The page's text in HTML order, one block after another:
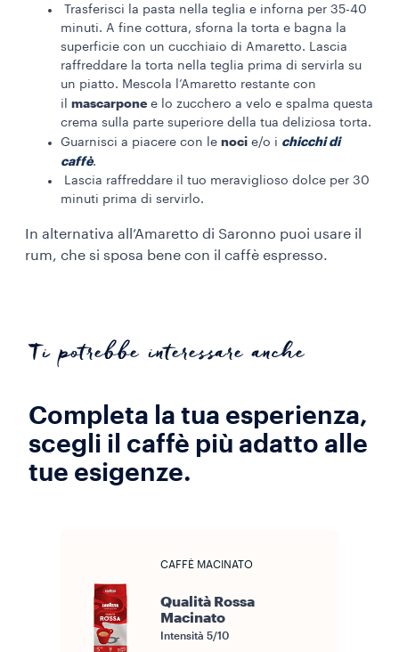
Trasferisci la pasta nella teglia e inforna per 35-40
minuti. A fine cottura, sforna la torta e bagna la
superficie con un cucchiaio di Amaretto. Lascia
raffreddare la torta nella teglia prima di servirla su
un piatto. Mescola l’Amaretto restante con
il mascarpone e lo zucchero a velo e spalma questa
crema sulla parte superiore della tua deliziosa torta.
Guarnisci a piacere con le noci e/o i chicchi di
caffè.
Lascia raffreddare il tuo meraviglioso dolce per 30
minuti prima di servirlo.
In alternativa all’Amaretto di Saronno puoi usare il
rum, che si sposa bene con il caffè espresso.
Ti potrebbe interessare anche
Completa la tua esperienza,
scegli il caffè più adatto alle
tue esigenze.
CAFFÈ MACINATO
Qualità Rossa
Macinato
Intensità 5/10